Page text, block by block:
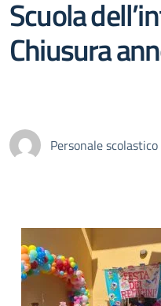
Scuola
Chiusura
Personale scolastico